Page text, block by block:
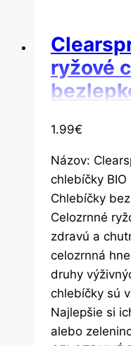
ryžové
1.99€
Názov:
chlebíčky
Chlebíčky
Celozrnné
zdravú a
celozrnná
druhy
chlebíčky sú
Najlepšie si
alebo